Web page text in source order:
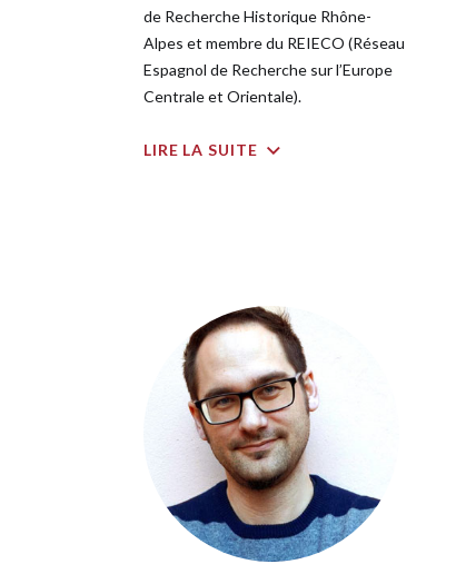
de Recherche Historique Rhône-
Alpes et membre du REIECO (Réseau
Espagnol de Recherche sur l’Europe
Centrale et Orientale).
LIRE LA SUITE